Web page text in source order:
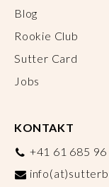
Blog
Rookie Club
Sutter Card
Jobs
KONTAKT
+41 61 685 96